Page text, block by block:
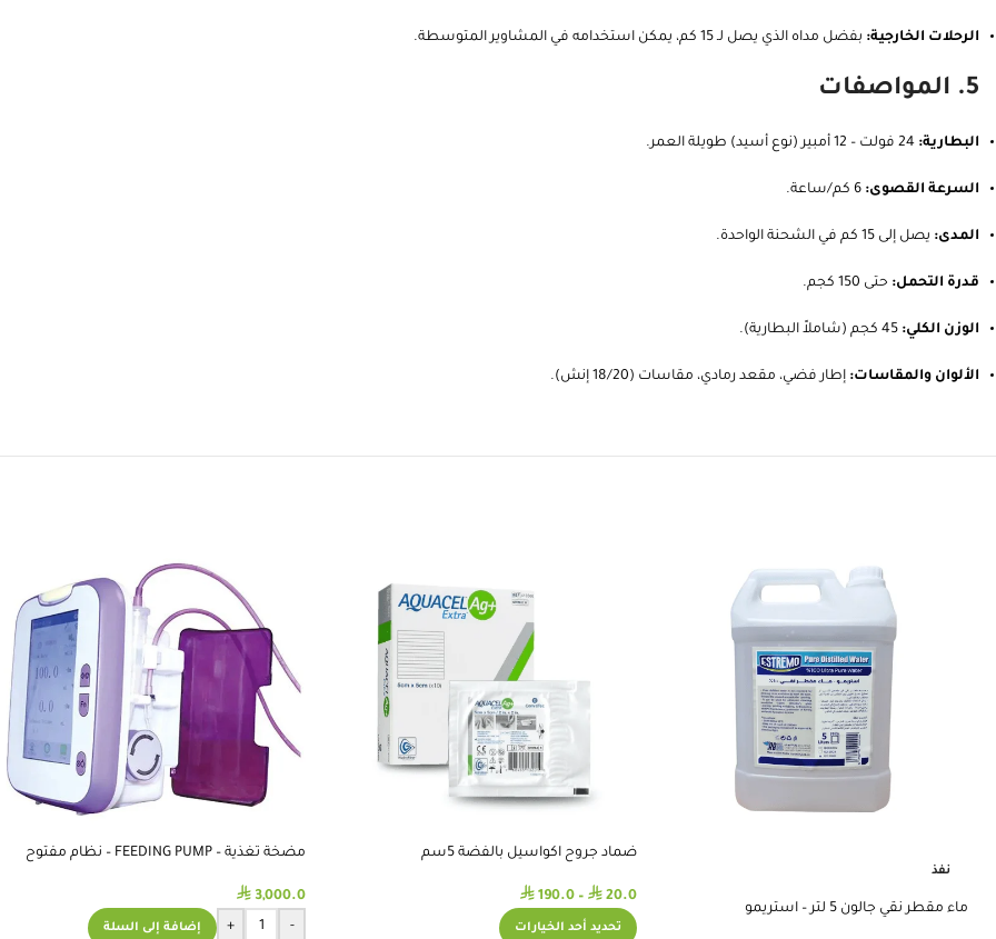
الرحلات الخارجية: بفضل مداه الذي يصل لـ 15 كم، يمكن استخدامه في المشاوير المتوسطة.
5. المواصفات
البطارية:
السرعة القصوى:
المدى: يصل إلى 15 كم في الشحنة الواحدة.
قدرة التحمل: حتى 150 كجم.
الوزن الكلي:
الألوان والمقاسات: إطار فضي، مقعد رمادي، مقاسات (18/20 إنش).
نفذ
ماء مقطر نقي جالون 5 لتر – استريمو
ضماد جروح اكواسيل بالفضة 5سم
⃁ 20.0
–
⃁ 190.0
تحديد أحد الخيارات
مضخة تغذية – FEEDING PUMP – نظام مفتوح
⃁ 3,000.0
-
+ إضافة إلى السلة